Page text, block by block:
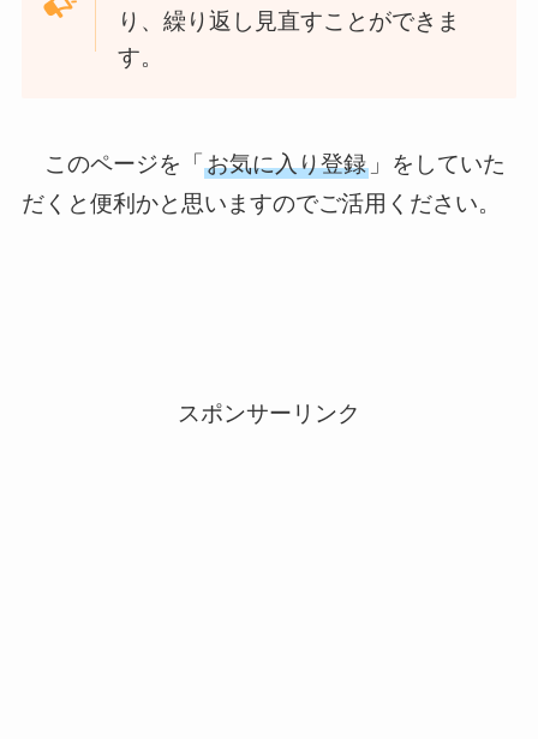
り、繰り返し見直すことができま
す。
このページを「お気に入り登録」をしていた
だくと便利かと思いますのでご活用ください。
スポンサーリンク